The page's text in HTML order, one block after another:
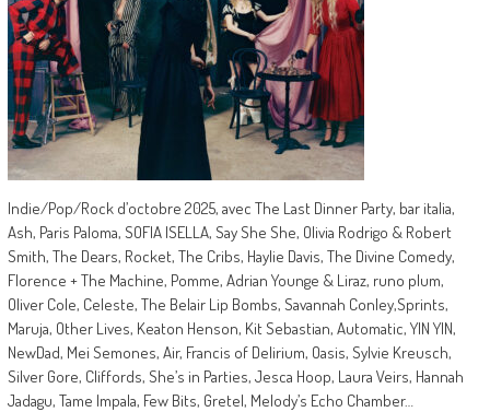
Indie/Pop/Rock d’octobre 2025, avec The Last Dinner Party, bar italia,
Ash, Paris Paloma, SOFIA ISELLA, Say She She, Olivia Rodrigo & Robert
Smith, The Dears, Rocket, The Cribs, Haylie Davis, The Divine Comedy,
Florence + The Machine, Pomme, Adrian Younge & Liraz, runo plum,
Oliver Cole, Celeste, The Belair Lip Bombs, Savannah Conley,Sprints,
Maruja, Other Lives, Keaton Henson, Kit Sebastian, Automatic, YIN YIN,
NewDad, Mei Semones, Air, Francis of Delirium, Oasis, Sylvie Kreusch,
Silver Gore, Cliffords, She’s in Parties, Jesca Hoop, Laura Veirs, Hannah
Jadagu, Tame Impala, Few Bits, Gretel, Melody’s Echo Chamber…